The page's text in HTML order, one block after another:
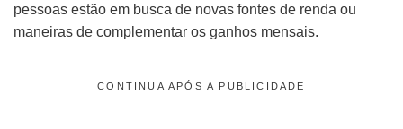
pessoas estão em busca de novas fontes de renda ou
maneiras de complementar os ganhos mensais.
CONTINUA APÓS A PUBLICIDADE